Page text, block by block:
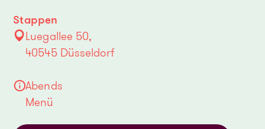
Stappen
Luegallee 50,
40545 Düsseldorf
Abends
Menü